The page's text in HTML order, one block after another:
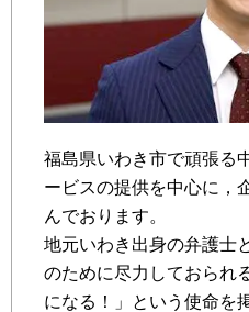
福島県いわき市で頑張る
ービスの提供を中心に，
んでおります。
地元いわき出身の弁護士
のために尽力しておられ
になる！」という使命を